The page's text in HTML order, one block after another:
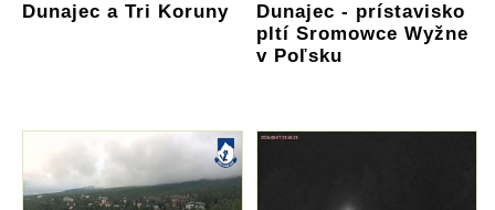
Dunajec a Tri Koruny
Dunajec - prístavisko
pltí Sromowce Wyžne
v Poľsku